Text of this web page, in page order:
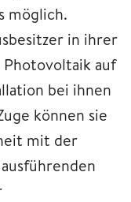
möglich.
in ihrer
auf
bei ihnen
können sie
mit der